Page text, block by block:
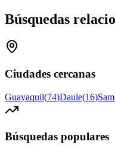
Búsquedas
Ciudades cercanas
Guayaquil(74)Daule(16)
Búsquedas populares